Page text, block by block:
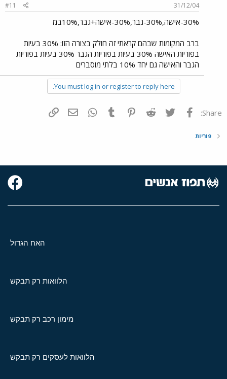
31/12/04
#11
30%-אישה,30%-גבר,30%-אישה+גבר,10%במ
ברב המקומות שבהם קראתי זה חולק בצורה הזו: 30% בעיות
בפוריות האישה 30% בעיות בפוריות הגבר 30% בעיות בפוריות
הגבר והאישה גם יחד 10% בלתי מוסברים
You must log in or register to reply here.
Share: פייסבוק Twitter
Reddit
Pinterest
Tumblr
WhatsAppדואר אלקטרוני
פוריות
האח הגדול
הלוואות רק תבקש
מימון רכב רק תבקש
הלוואות לעסקים רק תבקש